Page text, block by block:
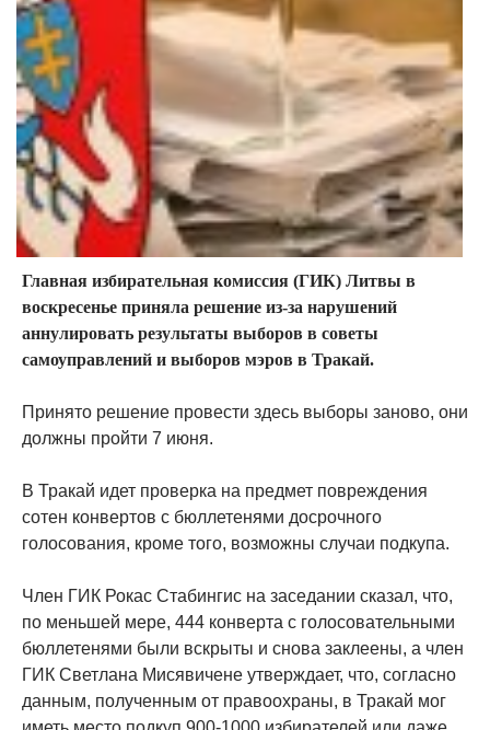
Главная избирательная комиссия (ГИК) Литвы в
воскресенье приняла решение из-за нарушений
аннулировать результаты выборов в советы
самоуправлений и выборов мэров в Тракай.
Принято решение провести здесь выборы заново, они
должны пройти 7 июня.
В Тракай идет проверка на предмет повреждения
сотен конвертов с бюллетенями досрочного
голосования, кроме того, возможны случаи подкупа.
Член ГИК Рокас Стабингис на заседании сказал, что,
по меньшей мере, 444 конверта с голосовательными
бюллетенями были вскрыты и снова заклеены, а член
ГИК Светлана Мисявичене утверждает, что, согласно
данным, полученным от правоохраны, в Тракай мог